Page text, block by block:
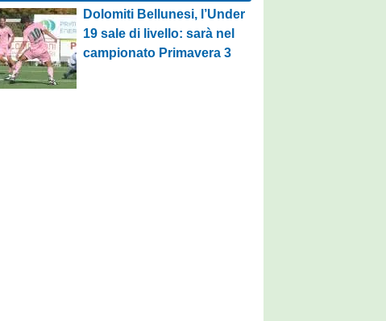
Dolomiti Bellunesi, l’Under
19 sale di livello: sarà nel
campionato Primavera 3